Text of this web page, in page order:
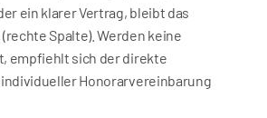
ein klarer Vertrag, bleibt das
Spalte). Werden keine
Honorarvereinbarung